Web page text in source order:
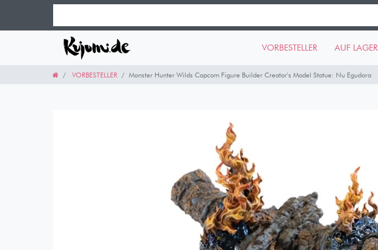
VORBESTELLER AUF LAGER
VORBESTELLER Monster Hunter Wilds Capcom Figure Builder Creator's Model Statue: Nu Egudora